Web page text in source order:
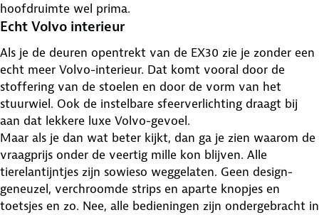
hoofdruimte wel prima.
Echt Volvo interieur
Als je de deuren opentrekt van de EX30 zie je zonder een
echt meer Volvo-interieur. Dat komt vooral door de
stoffering van de stoelen en door de vorm van het
stuurwiel. Ook de instelbare sfeerverlichting draagt bij
aan dat lekkere luxe Volvo-gevoel.
Maar als je dan wat beter kijkt, dan ga je zien waarom de
vraagprijs onder de veertig mille kon blijven. Alle
tierelantijntjes zijn sowieso weggelaten. Geen design-
geneuzel, verchroomde strips en aparte knopjes en
toetsjes en zo. Nee, alle bedieningen zijn ondergebracht in